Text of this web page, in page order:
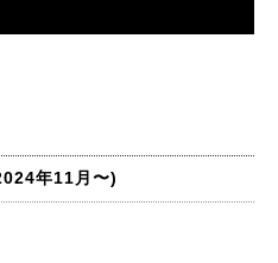
年11月〜)